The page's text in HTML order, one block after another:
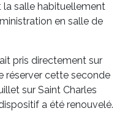
la salle habituellement
en salle de
pris directement sur
réserver cette seconde
sur Saint Charles
a été renouvelé.